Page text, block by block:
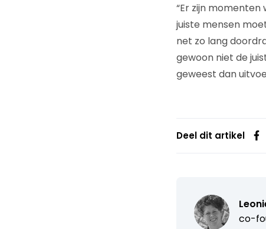
“Er zijn
juiste mensen
net zo lang
gewoon niet de
geweest dan
Deel dit artikel
co-